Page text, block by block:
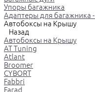
Упоры багажника
Адаптеры для
Автобоксы на Крышу
Назад
Автобоксы на Крышу
AT Tuning
Atlant
Broomer
CYBORT
Fabbri
Farad